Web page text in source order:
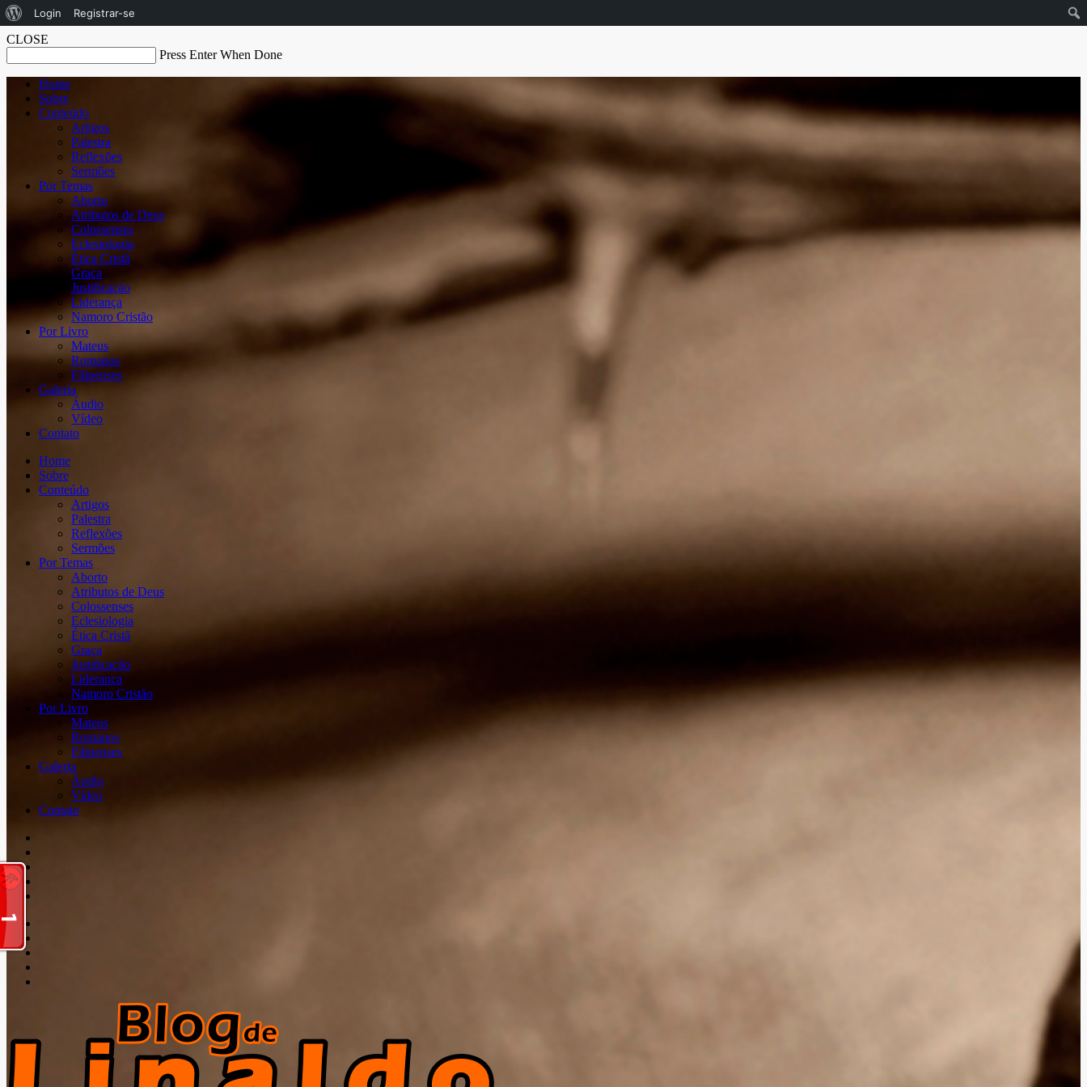
CLOSE
Press Enter When Done
Home
Sobre
Conteúdo
Artigos
Palestra
Reflexões
Sermões
Por Temas
Aborto
Atributos de Deus
Colossenses
Eclesiologia
Ética Cristã
Graça
Justificação
Liderança
Namoro Cristão
Por Livro
Mateus
Romanos
Filipenses
Galeria
Áudio
Vídeo
Contato
Home
Sobre
Conteúdo
Artigos
Palestra
Reflexões
Sermões
Por Temas
Aborto
Atributos de Deus
Colossenses
Eclesiologia
Ética Cristã
Graça
Justificação
Liderança
Namoro Cristão
Por Livro
Mateus
Romanos
Filipenses
Galeria
Áudio
Vídeo
Contato
Sobre
o
WordPress
Login Registrar-se